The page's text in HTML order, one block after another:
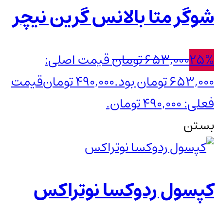
شوگر متا بالانس گرین نیچر
25%
653,000تومانقیمت اصلی:
653,000 تومان بود.
490,000تومانقیمت
فعلی: 490,000 تومان.
بستن
کپسول ردوکسا نوتراکس